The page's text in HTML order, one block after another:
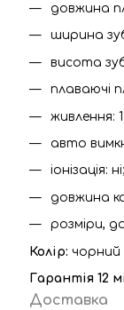
довжина
ширина
висота
плаваючі
живлення:
авто
іонізація: ні;
довжина
розміри,
Колір: чорний
Гарантія 12
Доставка